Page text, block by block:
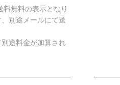
料無料の表示となり
別途メールにて送
途料金が加算され